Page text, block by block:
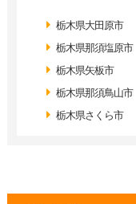
栃木県大田原市
栃木県那須塩原市
栃木県矢板市
栃木県那須鳥山市
栃木県さくら市